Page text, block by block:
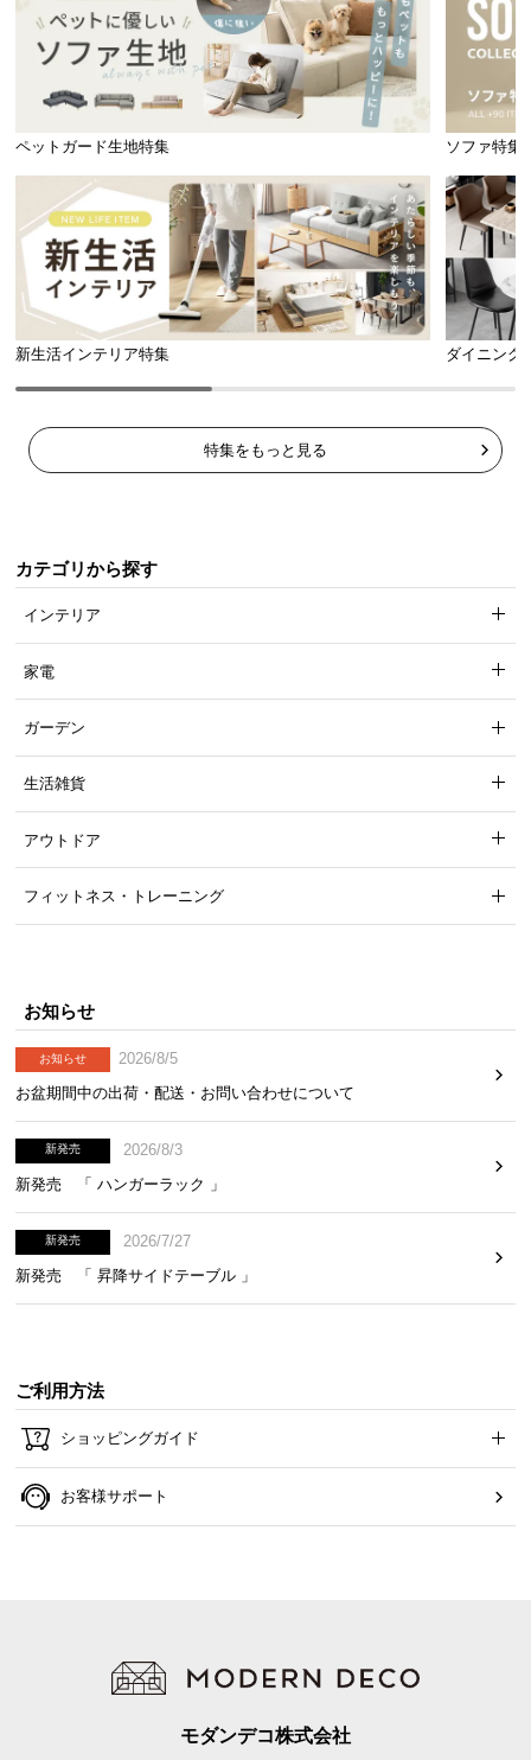
商品サイズ
※単位は「センチメートル」になります
横幅
充実のアフターサービス
3ヵ月保証
ペットガード生地特集 ソファ特集
新生活インテリア特集 ダイニング
特集をもっと見る
カテゴリから探す
インテリア
家電
ガーデン
生活雑貨
アウトドア
フィットネス・トレーニング
お知らせ
お知らせ
2026/8/5
お盆期間中の出荷・配送・お問い合わせについて
新発売
2026/8/3
新発売 「 ハンガーラック 」
新発売
2026/7/27
新発売 「 昇降サイドテーブル 」
ご利用方法
ショッピングガイド
お客様サポート
モダンデコ株式会社